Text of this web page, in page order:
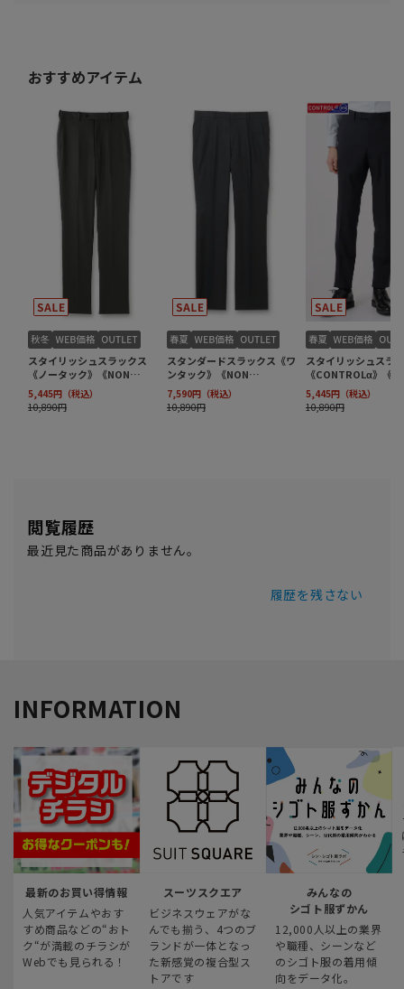
閲覧履歴
最近見た商品がありません。
履歴を残さない
INFORMATION
最新のお買い得情報
人気アイテムやおす
すめ商品などの“おト
ク“が満載のチラシが
Webでも見られる！
スーツスクエア
ビジネスウェアがな
んでも揃う、4つのブ
ランドが一体となっ
た新感覚の複合型ス
トアです
みんなの
シゴト服ずかん
12,000人以上の業界
や職種、シーンなど
のシゴト服の着用傾
向をデータ化。